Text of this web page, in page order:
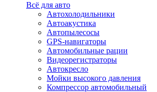
Всё для авто
Автохолодильники
Автоакустика
Автопылесосы
GPS-навигаторы
Автомобильные рации
Видеорегистраторы
Автокресло
Мойки высокого давления
Компрессор автомобильный